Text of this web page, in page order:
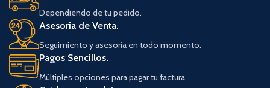
Dependiendo de tu pedido.
Asesoría de Venta.
Seguimiento y asesoría en todo momento.
Pagos Sencillos.
Múltiples opciones para pagar tu factura.